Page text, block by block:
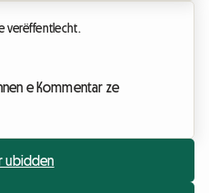
verëffentlecht.
e Kommentar ze
ubidden